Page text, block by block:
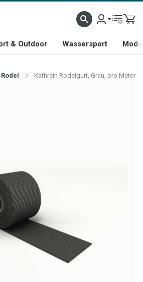
& Outdoor Wassersport
Kathrein Rodelgurt, Grau, pro Meter